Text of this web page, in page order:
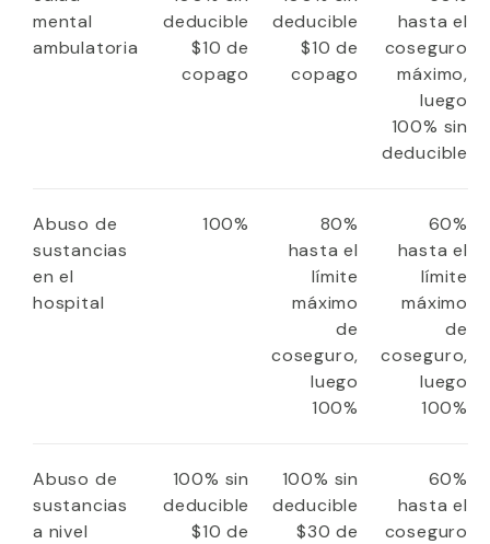
mental
ambulatoria
deducible
$10 de
copago
deducible
$10 de
copago
hasta el
coseguro
máximo,
luego
100% sin
deducible
Abuso de
sustancias
en el
hospital
100%
80%
hasta el
límite
máximo
de
coseguro,
luego
100%
60%
hasta el
límite
máximo
de
coseguro,
luego
100%
Abuso de
sustancias
a nivel
100% sin
deducible
$10 de
100% sin
deducible
$30 de
60%
hasta el
coseguro